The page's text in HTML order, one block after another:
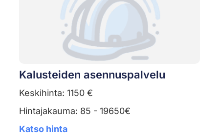
Kalusteiden asennuspalvelu
Keskihinta: 1150 €
Hintajakauma: 85 - 19650€
Katso hinta